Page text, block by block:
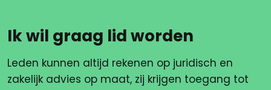
Ik wil graag lid worden
Leden kunnen altijd rekenen op juridisch en
zakelijk advies op maat, zij krijgen toegang tot